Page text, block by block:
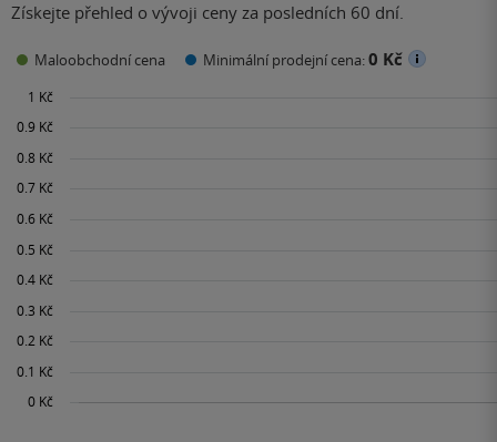
Získejte přehled o vývoji ceny za posledních 60 dní.
Maloobchodní cena Minimální prodejní cena:0 Kč